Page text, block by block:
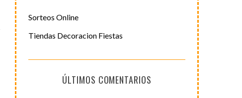
Sorteos Online
Tiendas Decoracion Fiestas
ÚLTIMOS COMENTARIOS